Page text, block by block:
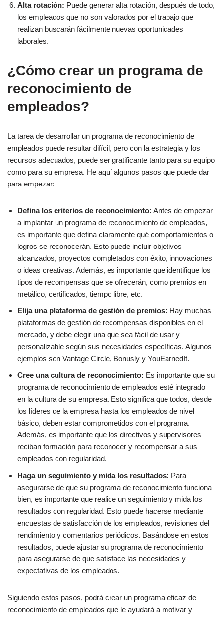
Alta rotación: Puede generar alta rotación, después de todo,
los empleados que no son valorados por el trabajo que
realizan buscarán fácilmente nuevas oportunidades
laborales.
¿Cómo crear un programa de
reconocimiento de
empleados?
La tarea de desarrollar un programa de reconocimiento de
empleados puede resultar difícil, pero con la estrategia y los
recursos adecuados, puede ser gratificante tanto para su equipo
como para su empresa. He aquí algunos pasos que puede dar
para empezar:
Defina los criterios de reconocimiento: Antes de empezar
a implantar un programa de reconocimiento de empleados,
es importante que defina claramente qué comportamientos o
logros se reconocerán. Esto puede incluir objetivos
alcanzados, proyectos completados con éxito, innovaciones
o ideas creativas. Además, es importante que identifique los
tipos de recompensas que se ofrecerán, como premios en
metálico, certificados, tiempo libre, etc.
Elija una plataforma de gestión de premios: Hay muchas
plataformas de gestión de recompensas disponibles en el
mercado, y debe elegir una que sea fácil de usar y
personalizable según sus necesidades específicas. Algunos
ejemplos son Vantage Circle, Bonusly y YouEarnedIt.
Cree una cultura de reconocimiento: Es importante que su
programa de reconocimiento de empleados esté integrado
en la cultura de su empresa. Esto significa que todos, desde
los líderes de la empresa hasta los empleados de nivel
básico, deben estar comprometidos con el programa.
Además, es importante que los directivos y supervisores
reciban formación para reconocer y recompensar a sus
empleados con regularidad.
Haga un seguimiento y mida los resultados: Para
asegurarse de que su programa de reconocimiento funciona
bien, es importante que realice un seguimiento y mida los
resultados con regularidad. Esto puede hacerse mediante
encuestas de satisfacción de los empleados, revisiones del
rendimiento y comentarios periódicos. Basándose en estos
resultados, puede ajustar su programa de reconocimiento
para asegurarse de que satisface las necesidades y
expectativas de los empleados.
Siguiendo estos pasos, podrá crear un programa eficaz de
reconocimiento de empleados que le ayudará a motivar y